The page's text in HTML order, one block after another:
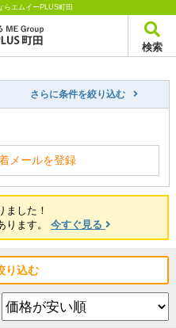
らエムイーPLUS町田
検索
さらに条件を絞り込む
メールを登録
ました！
ります。 今すぐ見る
り込む